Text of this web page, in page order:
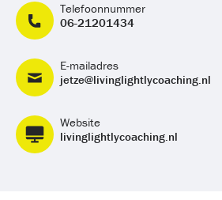
Telefoonnummer
06-21201434
E-mailadres
jetze@livinglightlycoaching.nl
Website
livinglightlycoaching.nl